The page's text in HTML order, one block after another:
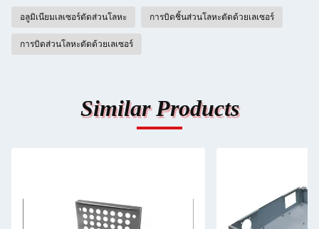
อลูมิเนียมเลเซอร์ตัดส่วนโลหะ การบิดชิ้นส่วนโลหะตัดด้วยเลเซอร์
การบิดส่วนโลหะตัดด้วยเลเซอร์
Similar Products